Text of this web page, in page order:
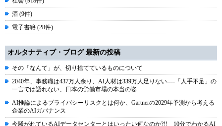
酒 (9件)
電子書籍 (28件)
オルタナティブ・ブログ 最新の投稿
その「なんて」が、切り捨てているものについて
2040年、事務職は437万人余り、AI人材は339万人足りない----「人手不足」の
一言では語れない、日本の労働市場の本当の姿
AI推論によるプライバシーリスクとは何か、Gartnerの2029年予測から考える
企業のAIガバナンス
今騒がれているAIデータセンターとはいったい何なのか?!! 10分でわかるAI